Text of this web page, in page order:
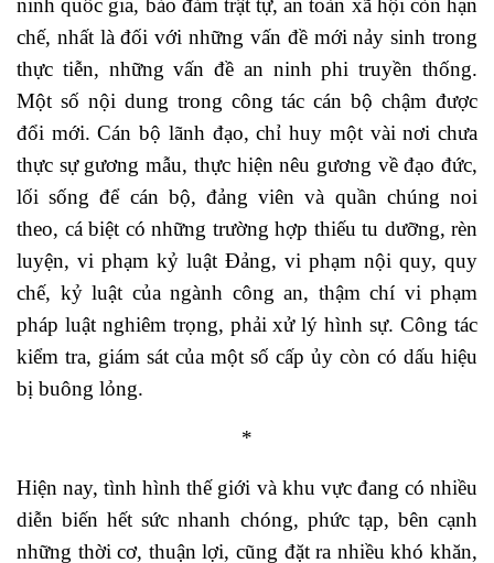
ninh quốc gia, bảo đảm trật tự, an toàn xã hội còn hạn
chế, nhất là đối với những vấn đề mới nảy sinh trong
thực tiễn, những vấn đề an ninh phi truyền thống.
Một số nội dung trong công tác cán bộ chậm được
đổi mới. Cán bộ lãnh đạo, chỉ huy một vài nơi chưa
thực sự gương mẫu, thực hiện nêu gương về đạo đức,
lối sống để cán bộ, đảng viên và quần chúng noi
theo, cá biệt có những trường hợp thiếu tu dưỡng, rèn
luyện, vi phạm kỷ luật Đảng, vi phạm nội quy, quy
chế, kỷ luật của ngành công an, thậm chí vi phạm
pháp luật nghiêm trọng, phải xử lý hình sự. Công tác
kiểm tra, giám sát của một số cấp ủy còn có dấu hiệu
bị buông lỏng.
*
Hiện nay, tình hình thế giới và khu vực đang có nhiều
diễn biến hết sức nhanh chóng, phức tạp, bên cạnh
những thời cơ, thuận lợi, cũng đặt ra nhiều khó khăn,